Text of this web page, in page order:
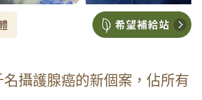
名攝護腺癌的新個案，佔所有